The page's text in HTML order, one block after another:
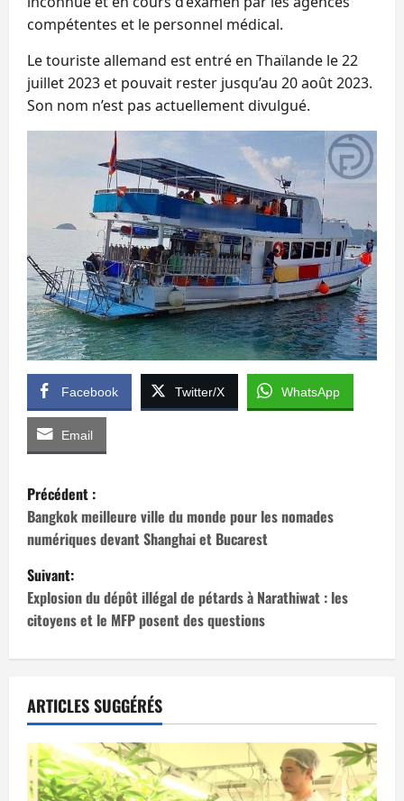
compétentes et le personnel médical.
Le touriste allemand est entré en Thaïlande le 22
juillet 2023 et pouvait rester jusqu’au 20 août 2023.
Son nom n’est pas actuellement divulgué.
Facebook Twitter/X WhatsApp
Email
N
a
v
i
g
t
i
o
Précédent :
Bangkok meilleure ville du monde pour les nomades
numériques devant Shanghai et Bucarest
Suivant:
Explosion du dépôt illégal de pétards à Narathiwat : les
citoyens et le MFP posent des questions
ARTICLES SUGGÉRÉS